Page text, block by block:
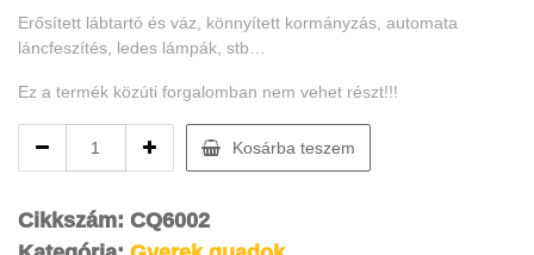
Erősített lábtartó és váz, könnyített kormányzás, automata
láncfeszítés, ledes lámpák, stb…
Ez a termék közúti forgalomban nem vehet részt!!!
quad
006
Ranger
Kosárba teszem
Cikkszám: CQ6002